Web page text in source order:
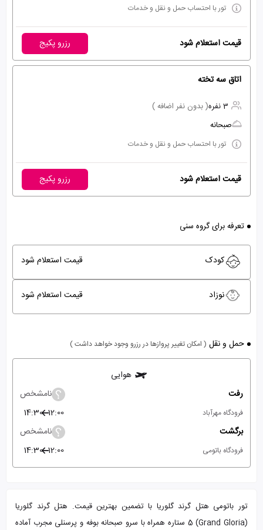
تور با احتساب حمل و نقل و خدمات
قیمت استعلام شود رزرو پکیج
اتاق سه تخته
3 نفره
( بدون نفر اضافه )
صبحانه
تور با احتساب حمل و نقل و خدمات
قیمت استعلام شود رزرو پکیج
تعرفه برای گروه سنی
کودک قیمت استعلام شود
نوزاد قیمت استعلام شود
حمل و نقل ( امکان تغییر پروازها در رزرو وجود خواهد داشت )
هوایی
رفت
نامشخص
فرودگاه مهرآباد 12:00
14:30
برگشت
نامشخص
فرودگاه باتومی 12:00
14:30
تور باتومی هتل گرند گلوریا با تضمین بهترین قیمت. هتل گرند گلوریا
(Grand Gloria) 5 ستاره همراه با سرو صبحانه بوفه و پرسنلی مجرب آماده